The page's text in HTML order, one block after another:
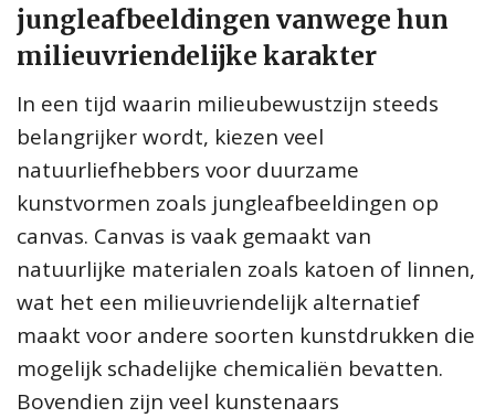
jungleafbeeldingen vanwege hun
milieuvriendelijke karakter
In een tijd waarin milieubewustzijn steeds
belangrijker wordt, kiezen veel
natuurliefhebbers voor duurzame
kunstvormen zoals jungleafbeeldingen op
canvas. Canvas is vaak gemaakt van
natuurlijke materialen zoals katoen of linnen,
wat het een milieuvriendelijk alternatief
maakt voor andere soorten kunstdrukken die
mogelijk schadelijke chemicaliën bevatten.
Bovendien zijn veel kunstenaars